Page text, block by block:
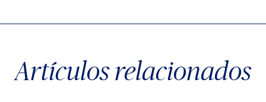
Artículos relacionados